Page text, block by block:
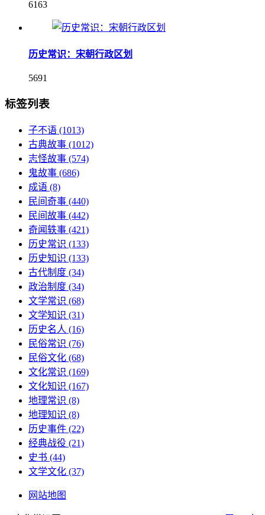
6163
历史常识：宋朝行政区划
5691
标签列表
子不语 (1013)
古典故事 (1012)
志怪故事 (574)
鬼故事 (686)
成语 (8)
民间奇事 (440)
民间故事 (442)
奇闻轶事 (421)
历史常识 (133)
历史知识 (133)
古代制度 (34)
政治制度 (34)
文学常识 (68)
文学知识 (31)
历史名人 (16)
民俗常识 (76)
民俗文化 (68)
文化常识 (169)
文化知识 (167)
地理常识 (8)
地理知识 (8)
历史事件 (22)
经典战役 (21)
史书 (44)
文学文化 (37)
网站地图